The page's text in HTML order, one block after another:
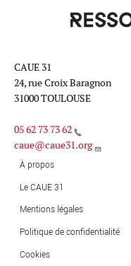
Ressources 31
CAUE 31
24, rue Croix Baragnon
31000 TOULOUSE
05 62 73 73 62
caue@caue31.org
MENU PIED DE PAGE
À propos
Le CAUE 31
Mentions légales
Politique de confidentialité
Cookies